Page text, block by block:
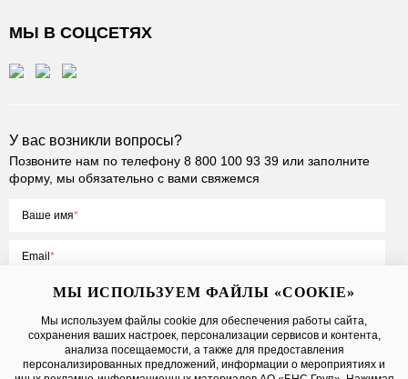
МЫ В СОЦСЕТЯХ
У вас возникли вопросы?
Позвоните нам по телефону 8 800 100 93 39 или заполните
форму, мы обязательно с вами свяжемся
Ваше имя
Email
Нажимая на кнопку «Отправить», вы принимаете условияПубличной
оферты, даетесогласие на обработку персональных данных
МЫ ИСПОЛЬЗУЕМ ФАЙЛЫ «COOKIE»
Мы используем файлы cookie для обеспечения работы сайта,
сохранения ваших настроек, персонализации сервисов и контента,
анализа посещаемости, а также для предоставления
персонализированных предложений, информации о мероприятиях и